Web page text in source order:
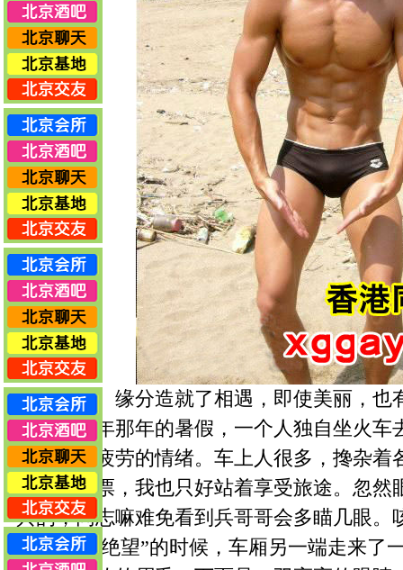
缘分造就了相遇，即使美丽，
大学第一年那年的暑假，一个人独自坐火
摆脱不了疲劳的情绪。车上人很多，搀杂
及提前买票，我也只好站着享受旅途。忽然
兵的，同志嘛难免看到兵哥哥会多瞄几眼。
觉得是中“绝望”的时候，车厢另一端走来了